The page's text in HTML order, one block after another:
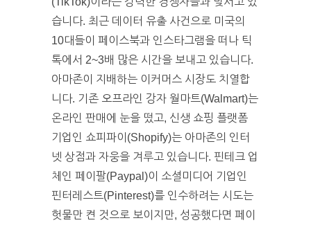
습니다. 최근 데이터 유출 사건으로 미국의
10대들이 페이스북과 인스타그램을 떠나 틱
톡에서 2~3배 많은 시간을 보내고 있습니다.
아마존이 지배하는 이커머스 시장도 치열합
니다. 기존 오프라인 강자 월마트(Walmart)는
온라인 판매에 눈을 떴고, 신생 쇼핑 플랫폼
기업인 쇼피파이(Shopify)는 아마존의 인터
넷 상점과 자웅을 겨루고 있습니다. 핀테크 업
체인 페이팔(Paypal)이 소셜미디어 기업인
핀터레스트(Pinterest)를 인수하려는 시도는
헛물만 켠 것으로 보이지만, 성공했다면 페이